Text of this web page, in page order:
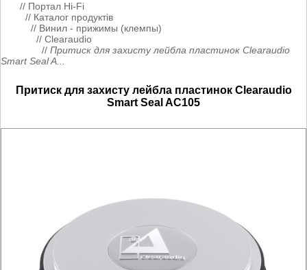
// Портал Hi-Fi
// Каталог продуктів
// Винил - прижимы (клемпы)
// Clearaudio
// Притиск для захисту лейбла пластинок Clearaudio
Smart Seal A...
Притиск для захисту лейбла пластинок Clearaudio
Smart Seal AC105